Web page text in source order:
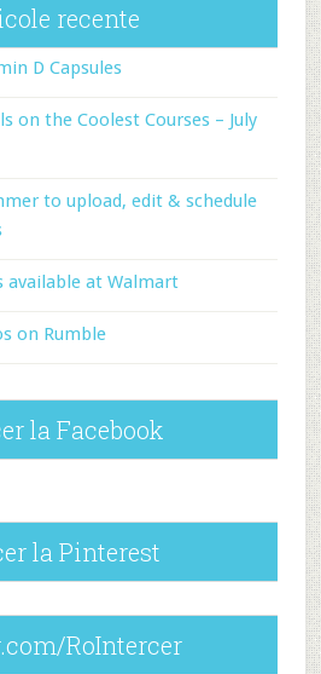
recente
D Capsules
on the Coolest Courses – July
to upload, edit & schedule
available at Walmart
on Rumble
la Facebook
la Pinterest
RoIntercer